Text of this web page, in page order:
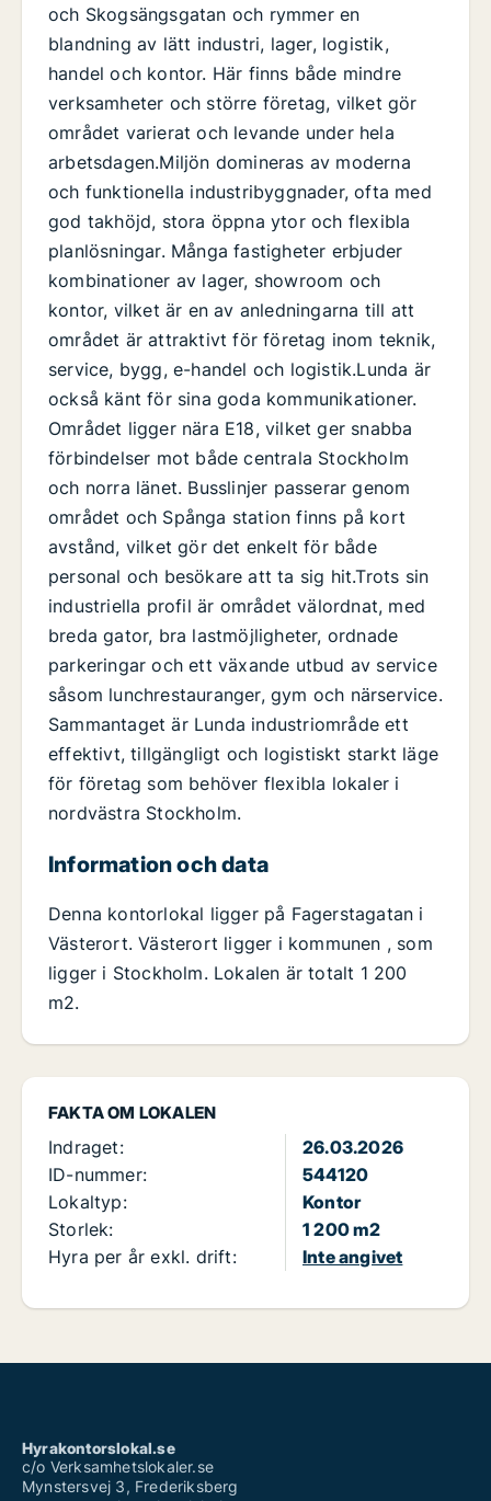
FAKTA OM LOKALEN
Indraget:
26.03.2026
ID-nummer:
544120
Lokaltyp:
Kontor
Storlek:
1 200 m2
Hyra per år exkl. drift:
Inte angivet
och Skogsängsgatan och rymmer en
blandning av lätt industri, lager, logistik,
handel och kontor. Här finns både mindre
verksamheter och större företag, vilket gör
området varierat och levande under hela
arbetsdagen.Miljön domineras av moderna
och funktionella industribyggnader, ofta med
god takhöjd, stora öppna ytor och flexibla
planlösningar. Många fastigheter erbjuder
kombinationer av lager, showroom och
kontor, vilket är en av anledningarna till att
området är attraktivt för företag inom teknik,
service, bygg, e-handel och logistik.Lunda är
också känt för sina goda kommunikationer.
Området ligger nära E18, vilket ger snabba
förbindelser mot både centrala Stockholm
och norra länet. Busslinjer passerar genom
området och Spånga station finns på kort
avstånd, vilket gör det enkelt för både
personal och besökare att ta sig hit.Trots sin
industriella profil är området välordnat, med
breda gator, bra lastmöjligheter, ordnade
parkeringar och ett växande utbud av service
såsom lunchrestauranger, gym och närservice.
Sammantaget är Lunda industriområde ett
effektivt, tillgängligt och logistiskt starkt läge
för företag som behöver flexibla lokaler i
nordvästra Stockholm.
Information och data
Denna kontorlokal ligger på Fagerstagatan i
Västerort. Västerort ligger i kommunen , som
ligger i Stockholm. Lokalen är totalt 1 200
m2.
Hyrakontorslokal.se
c/o Verksamhetslokaler.se
Mynstersvej 3, Frederiksberg